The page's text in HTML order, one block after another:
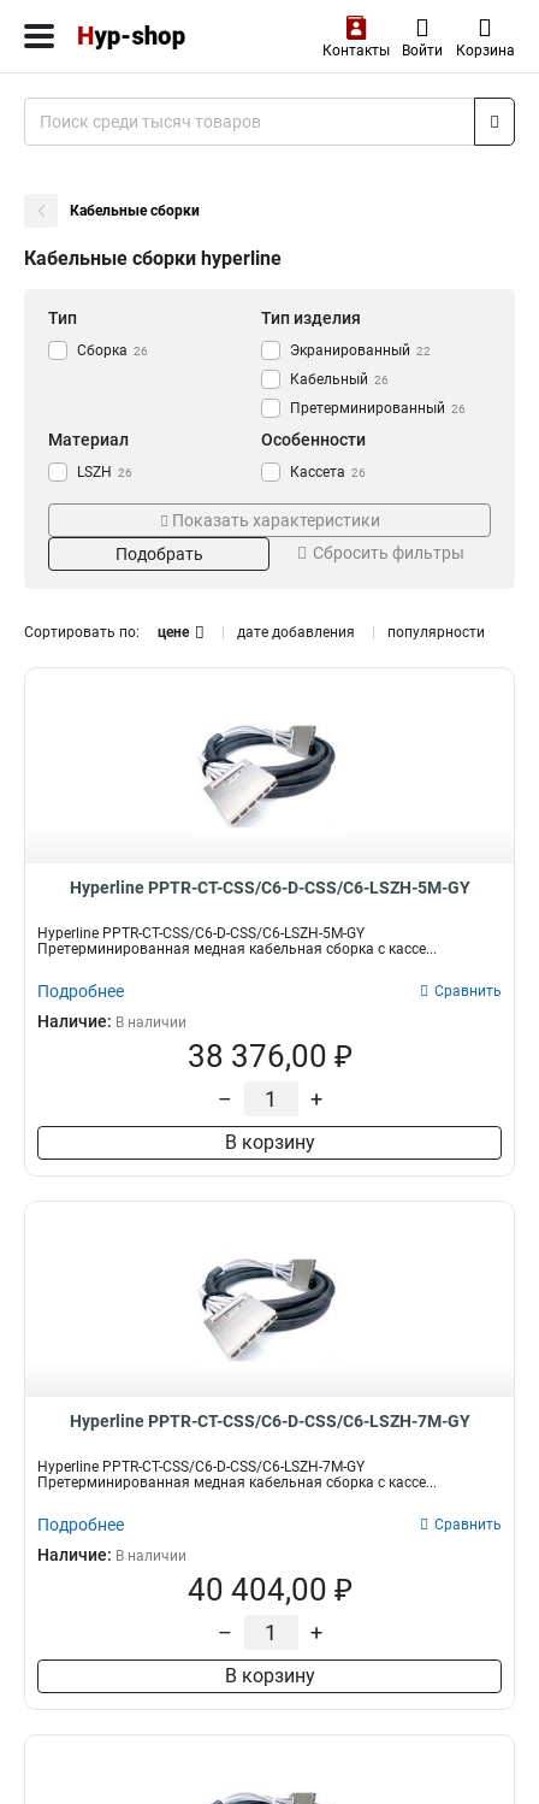
Контакты Войти Корзина
Кабельные сборки
Кабельные сборки hyperline
Тип
Сборка 26
Тип изделия
Экранированный 22
Кабельный 26
Претерминированный 26
Материал
LSZH 26
Медный 26
Особенности
Кассета 26
Категория Длина
25м
20м 2
12м 2
11м
7м 3
Показать характеристики
Подобрать
Сбросить фильтры
Сортировать по: цене дате добавления популярности
Hyperline PPTR-CT-CSS/C6-D-CSS/C6-LSZH-5M-GY
Hyperline PPTR-CT-CSS/C6-D-CSS/C6-LSZH-5M-GY
Претерминированная медная кабельная сборка с кассе...
Подробнее Сравнить
Наличие: В наличии
38 376,00 ₽
– +
В корзину
Hyperline PPTR-CT-CSS/C6-D-CSS/C6-LSZH-7M-GY
Hyperline PPTR-CT-CSS/C6-D-CSS/C6-LSZH-7M-GY
Претерминированная медная кабельная сборка с кассе...
Подробнее Сравнить
Наличие: В наличии
40 404,00 ₽
– +
В корзину